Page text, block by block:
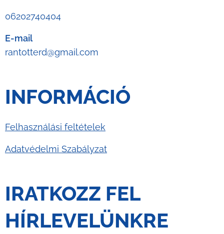
06202740404
E-mail
rantotterd@gmail.com
INFORMÁCIÓ
Felhasználási feltételek
Adatvédelmi Szabályzat
IRATKOZZ FEL
HÍRLEVELÜNKRE